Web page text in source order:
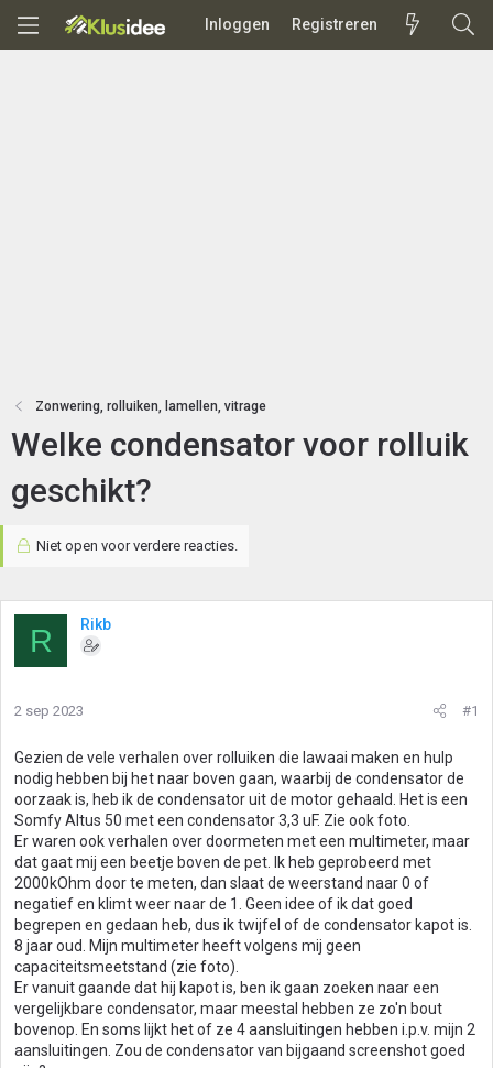
Inloggen Registreren
Zonwering, rolluiken, lamellen, vitrage
Welke condensator voor rolluik
geschikt?
Niet open voor verdere reacties.
R Rikb
2 sep 2023 #1
Gezien de vele verhalen over rolluiken die lawaai maken en hulp
nodig hebben bij het naar boven gaan, waarbij de condensator de
oorzaak is, heb ik de condensator uit de motor gehaald. Het is een
Somfy Altus 50 met een condensator 3,3 uF. Zie ook foto.
Er waren ook verhalen over doormeten met een multimeter, maar
dat gaat mij een beetje boven de pet. Ik heb geprobeerd met
2000kOhm door te meten, dan slaat de weerstand naar 0 of
negatief en klimt weer naar de 1. Geen idee of ik dat goed
begrepen en gedaan heb, dus ik twijfel of de condensator kapot is.
8 jaar oud. Mijn multimeter heeft volgens mij geen
capaciteitsmeetstand (zie foto).
Er vanuit gaande dat hij kapot is, ben ik gaan zoeken naar een
vergelijkbare condensator, maar meestal hebben ze zo'n bout
bovenop. En soms lijkt het of ze 4 aansluitingen hebben i.p.v. mijn 2
aansluitingen. Zou de condensator van bijgaand screenshot goed